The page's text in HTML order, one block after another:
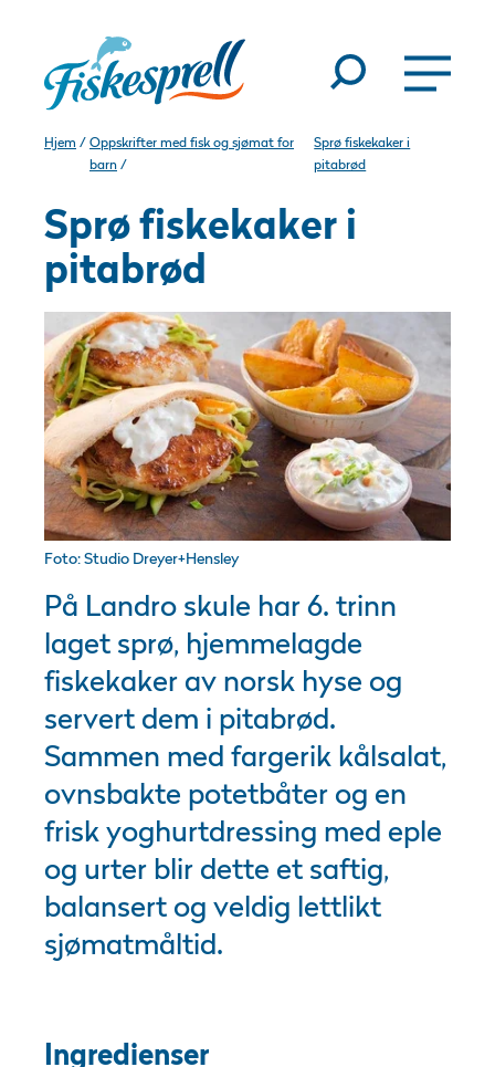
Hjem / Oppskrifter med fisk og sjømat for
barn /
Sprø fiskekaker i
pitabrød
Sprø fiskekaker i
pitabrød
Foto: Studio Dreyer+Hensley
På Landro skule har 6. trinn
laget sprø, hjemmelagde
fiskekaker av norsk hyse og
servert dem i pitabrød.
Sammen med fargerik kålsalat,
ovnsbakte potetbåter og en
frisk yoghurtdressing med eple
og urter blir dette et saftig,
balansert og veldig lettlikt
sjømatmåltid.
Ingredienser